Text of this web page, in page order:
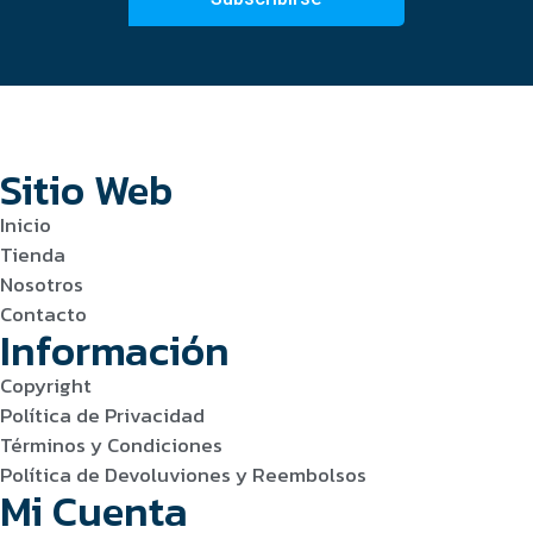
Sitio Web
Inicio
Tienda
Nosotros
Contacto
Información
Copyright
Política de Privacidad
Términos y Condiciones
Política de Devoluviones y Reembolsos
Mi Cuenta